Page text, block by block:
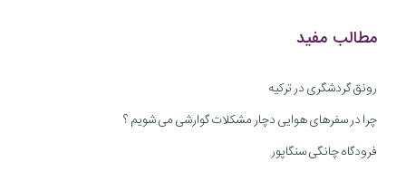
مطالب مفید
رونق گردشگری در ترکیه
چرا در سفرهای هوایی دچار مشکلات گوارشی می شویم ؟
فرودگاه چانگی سنگاپور